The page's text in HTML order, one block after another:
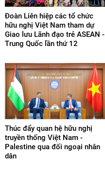
Đoàn Liên hiệp các tổ chức
hữu nghị Việt Nam tham dự
Giao lưu Lãnh đạo trẻ ASEAN -
Trung Quốc lần thứ 12
Thúc đẩy quan hệ hữu nghị
truyền thống Việt Nam -
Palestine qua đối ngoại nhân
dân